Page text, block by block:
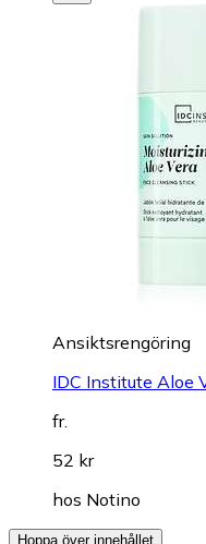
Ansiktsrengöring
IDC Institute Aloe
fr.
52 kr
hos Notino
Hoppa över innehållet